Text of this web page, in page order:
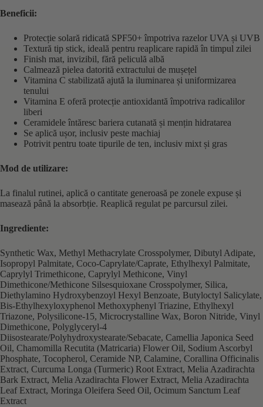
Beneficii:
Protecție solară ridicată SPF50+ împotriva razelor UVA și UVB
Textură tip stick, ideală pentru reaplicare rapidă în timpul zilei
Finish mat, invizibil, fără peliculă albă
Calmează pielea datorită extractului de mușețel
Vitamina C stabilizată ajută la iluminarea și uniformizarea
tenului
Vitamina E oferă protecție antioxidantă împotriva radicalilor
liberi
Ceramidele întăresc bariera cutanată și mențin hidratarea
Se aplică ușor, inclusiv peste machiaj
Potrivit pentru toate tipurile de ten, inclusiv mixt și gras
Mod de utilizare:
La finalul rutinei, aplică o cantitate generoasă pe zonele expuse și
masează până la absorbție. Reaplică regulat pe parcursul zilei.
Ingrediente:
Synthetic Wax, Methyl Methacrylate Crosspolymer, Dibutyl Adipate,
Isopropyl Palmitate, Coco-Caprylate/Caprate, Ethylhexyl Palmitate,
Caprylyl Trimethicone, Caprylyl Methicone, Vinyl
Dimethicone/Methicone Silsesquioxane Crosspolymer, Silica,
Diethylamino Hydroxybenzoyl Hexyl Benzoate, Butyloctyl Salicylate,
Bis-Ethylhexyloxyphenol Methoxyphenyl Triazine, Ethylhexyl
Triazone, Polysilicone-15, Microcrystalline Wax, Boron Nitride, Vinyl
Dimethicone, Polyglyceryl-4
Diisostearate/Polyhydroxystearate/Sebacate, Camellia Japonica Seed
Oil, Chamomilla Recutita (Matricaria) Flower Oil, Sodium Ascorbyl
Phosphate, Tocopherol, Ceramide NP, Calamine, Corallina Officinalis
Extract, Curcuma Longa (Turmeric) Root Extract, Melia Azadirachta
Bark Extract, Melia Azadirachta Flower Extract, Melia Azadirachta
Leaf Extract, Moringa Oleifera Seed Oil, Ocimum Sanctum Leaf
Extract